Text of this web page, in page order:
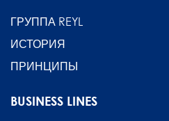
ГРУППА REYL
ИСТОРИЯ
ПРИНЦИПЫ
BUSINESS LINES